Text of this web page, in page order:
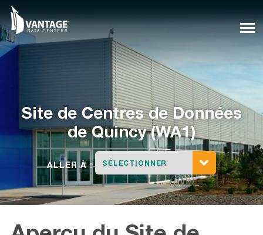
Skip
to
content
Site de Centres de Données
deQuincy (WA1)
ALLER À : SÉLECTIONNER